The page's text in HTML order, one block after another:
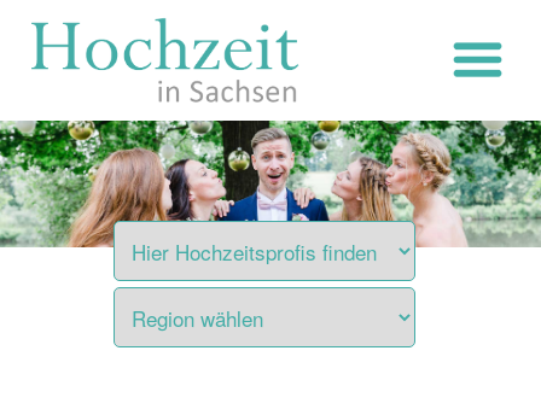
Inhalt